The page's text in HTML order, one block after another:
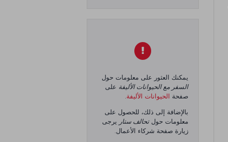
يمكنك العثور على معلومات حول
السفر مع الحيوانات الأليفة على
صفحة
الحيوانات الأليفة.
بالإضافة إلى ذلك، للحصول على
معلومات حولتحالف ستار يرجى
زيارة صفحة شركاء الأعمال.